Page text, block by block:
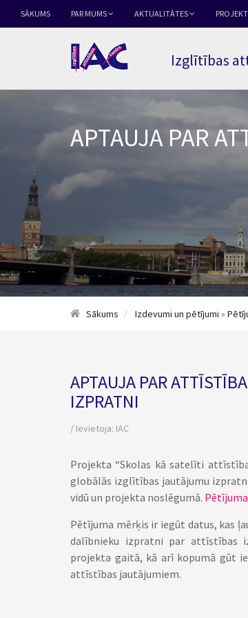
SĀKUMS PAR MUMS AKTUALITĀTES
Izglītības
APTAUJA PAR
Sākums Izdevumi un pētījumi »
APTAUJA PAR
IZPRATNI
/ Ievietoja: IAC
Projekta “Skolas kā satelīti
globālās izglītības jautājumu
vidū un projekta noslēgumā.
Pētījuma mērķis ir iegūt datus, kas
dalībnieku izpratni par attīstības
projekta gaitā, kā arī kopumā gūt
attīstības jautājumiem.